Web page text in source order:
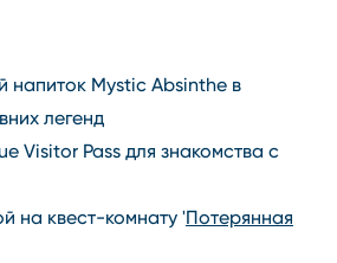
напиток Mystic Absinthe в
легенд
Visitor Pass для знакомства с
на квест-комнату 'Потерянная